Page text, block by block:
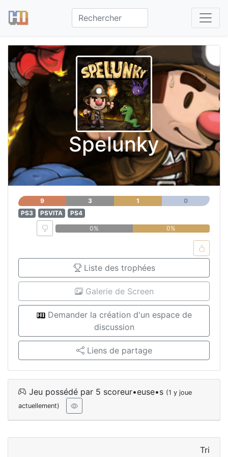
Spelunky
9 3 1
0
PS3
PSVITA
PS4
0%
0%
Liste des trophées
Galerie de Screen
Demander la création d'un espace de
discussion
Liens de partage
Jeu possédé par 5 scoreur•euse•s (1 y joue
actuellement)
Tri